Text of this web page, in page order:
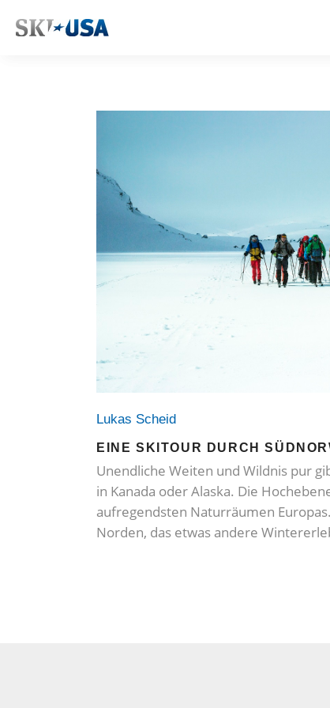
Lukas Scheid
EINE SKITOUR DURCH
Unendliche Weiten und Wildnis pur
in Kanada oder Alaska. Die
aufregendsten Naturräumen
Norden, das etwas andere